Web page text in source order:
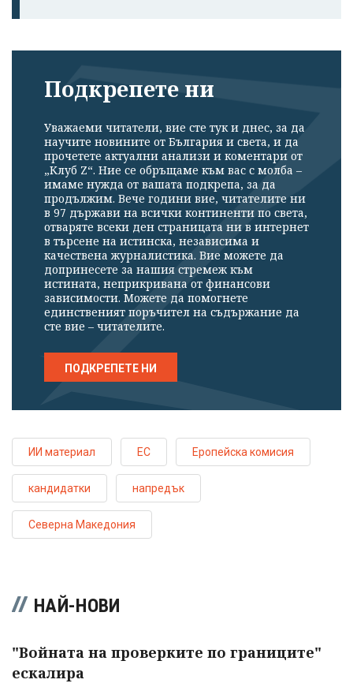
Подкрепете ни
Уважаеми читатели, вие сте тук и днес, за да
научите новините от България и света, и да
прочетете актуални анализи и коментари от
„Клуб Z“. Ние се обръщаме към вас с молба –
имаме нужда от вашата подкрепа, за да
продължим. Вече години вие, читателите ни
в 97 държави на всички континенти по света,
отваряте всеки ден страницата ни в интернет
в търсене на истинска, независима и
качествена журналистика. Вие можете да
допринесете за нашия стремеж към
истината, неприкривана от финансови
зависимости. Можете да помогнете
единственият поръчител на съдържание да
сте вие – читателите.
ПОДКРЕПЕТЕ НИ
ИИ материал ЕС Еропейска комисия
кандидатки напредък
Северна Македония
НАЙ-НОВИ
"Войната на проверките по границите"
ескалира